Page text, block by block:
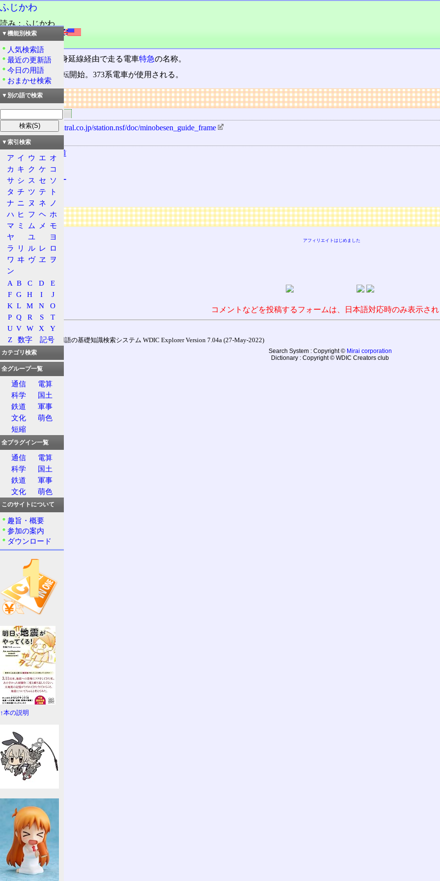
ふじかわ
読み：ふじかわ
外語：Fujikawa
品詞：固有名詞
静岡〜甲府を、身延線経由で走る電車特急の名称。
1995(平成7)年運転開始。373系電車が使用される。
リンク
http://www.jr-central.co.jp/station.nsf/doc/minobesen_guide_frame
関連する用語
東海旅客鉄道
特急
ワイドビュー
東海道本線
広告
アフィリエイトはじめました
コメントなどを投稿するフォームは、日本語対応時のみ表示さ
通信用語の基礎知識検索システム WDIC Explorer Version 7.04a (27-May-2022)
Search System : Copyright © Mirai corporation
Dictionary : Copyright © WDIC Creators club
▼機能別検索
人気検索語
最近の更新語
今日の用語
おまかせ検索
▼別の語で検索
▼索引検索
ア イ ウ エ オ
カ キ ク ケ コ
サ シ ス セ ソ
タ チ ツ テ
ト
ナ ニ ヌ ネ
ノ
ハ ヒ フ ヘ ホ
マ ミ ム メ
モ
ヤ
ユ
ヨ
ラ
リ ル レ ロ
ワ ヰ ヴ ヱ
ヲ
ン
A B C D
E
F G H I
J
K L M N
O
P Q R S
T
U V W X
Y
Z
数字 記号
カテゴリ検索
全グループ一覧
通信
電算
科学
国土
鉄道
軍事
文化
萌色
短縮
全プラグイン一覧
通信
電算
科学
国土
鉄道
軍事
文化
萌色
このサイトについて
趣旨・概要
参加の案内
ダウンロード
↑本の説明